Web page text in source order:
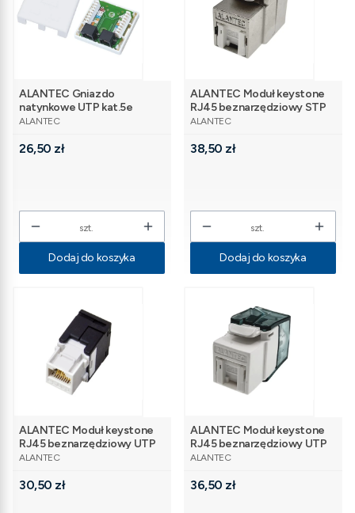
ALANTEC Gniazdo
natynkowe UTP kat.5e
2xRJ45
PRODUCENT
ALANTEC
Cena
26,50 zł
szt.
Dodaj do koszyka
ALANTEC Moduł keystone
RJ45 beznarzędziowy STP
kat.6A PoE+
PRODUCENT
ALANTEC
Cena
38,50 zł
szt.
Dodaj do koszyka
ALANTEC Moduł keystone
RJ45 beznarzędziowy UTP
kat.5e
PRODUCENT
ALANTEC
Cena
30,50 zł
ALANTEC Moduł keystone
RJ45 beznarzędziowy UTP
kat.6
PRODUCENT
ALANTEC
Cena
36,50 zł